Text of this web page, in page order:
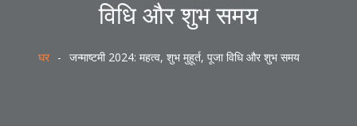
विधि और शुभ समय
घर जन्माष्टमी 2024: महत्व, शुभ मुहूर्त, पूजा विधि और शुभ समय